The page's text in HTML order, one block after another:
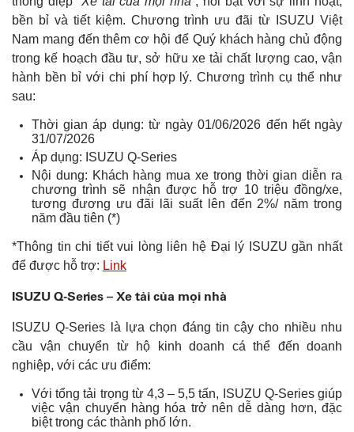
bền bỉ và tiết kiệm. Chương trình ưu đãi từ ISUZU Việt
Nam mang đến thêm cơ hội để Quý khách hàng chủ động
trong kế hoạch đầu tư, sở hữu xe tải chất lượng cao, vận
hành bền bỉ với chi phí hợp lý. Chương trình cụ thể như
sau:
Thời gian áp dụng: từ ngày 01/06/2026 đến hết ngày
31/07/2026
Áp dụng: ISUZU Q-Series
Nội dung: Khách hàng mua xe trong thời gian diễn ra
chương trình sẽ nhận được hỗ trợ 10 triệu đồng/xe,
tương đương ưu đãi lãi suất lên đến 2%/ năm trong
năm đầu tiên (*)
*Thông tin chi tiết vui lòng liên hệ Đại lý ISUZU gần nhất
để được hỗ trợ: Link
ISUZU Q-Series – Xe tải của mọi nhà
ISUZU Q-Series là lựa chọn đáng tin cậy cho nhiều nhu
cầu vận chuyển từ hộ kinh doanh cá thể đến doanh
nghiệp, với các ưu điểm:
Với tổng tải trọng từ 4,3 – 5,5 tấn, ISUZU Q-Series giúp
việc vận chuyển hàng hóa trở nên dễ dàng hơn, đặc
biệt trong các thành phố lớn.